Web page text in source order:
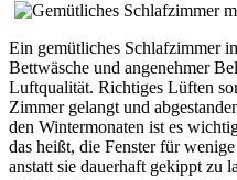
Ein gemütliches Schlafzimmer
Bettwäsche und angenehmer
Luftqualität. Richtiges Lüften
Zimmer gelangt und
den Wintermonaten ist es
das heißt, die Fenster für
anstatt sie dauerhaft gekippt zu